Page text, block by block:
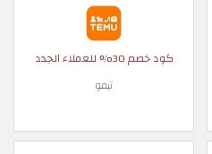
كود خصم 30% للعملاء الجدد
تيمو